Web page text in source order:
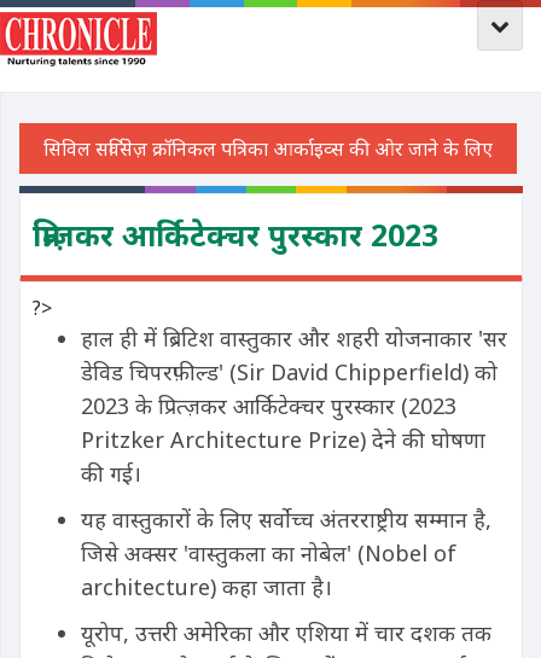
प्रित्ज़कर आर्किटेक्चर पुरस्कार 2023
?>
हाल ही में ब्रिटिश वास्तुकार और शहरी योजनाकार 'सर
डेविड चिपरफ़ील्ड' (Sir David Chipperfield) को
2023 के प्रित्ज़कर आर्किटेक्चर पुरस्कार (2023
Pritzker Architecture Prize) देने की घोषणा
की गई।
यह वास्तुकारों के लिए सर्वोच्च अंतरराष्ट्रीय सम्मान है,
जिसे अक्सर 'वास्तुकला का नोबेल' (Nobel of
architecture) कहा जाता है।
यूरोप, उत्तरी अमेरिका और एशिया में चार दशक तक